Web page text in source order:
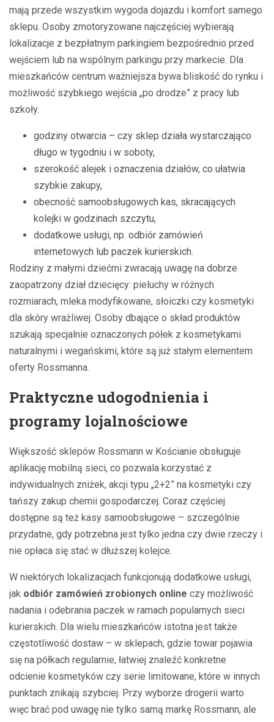
mają przede wszystkim wygoda dojazdu i komfort samego
sklepu. Osoby zmotoryzowane najczęściej wybierają
lokalizacje z bezpłatnym parkingiem bezpośrednio przed
wejściem lub na wspólnym parkingu przy markecie. Dla
mieszkańców centrum ważniejsza bywa bliskość do rynku i
możliwość szybkiego wejścia „po drodze” z pracy lub
szkoły.
godziny otwarcia – czy sklep działa wystarczająco
długo w tygodniu i w soboty,
szerokość alejek i oznaczenia działów, co ułatwia
szybkie zakupy,
obecność samoobsługowych kas, skracających
kolejki w godzinach szczytu,
dodatkowe usługi, np. odbiór zamówień
internetowych lub paczek kurierskich.
Rodziny z małymi dziećmi zwracają uwagę na dobrze
zaopatrzony dział dziecięcy: pieluchy w różnych
rozmiarach, mleka modyfikowane, słoiczki czy kosmetyki
dla skóry wrażliwej. Osoby dbające o skład produktów
szukają specjalnie oznaczonych półek z kosmetykami
naturalnymi i wegańskimi, które są już stałym elementem
oferty Rossmanna.
Praktyczne udogodnienia i
programy lojalnościowe
Większość sklepów Rossmann w Kościanie obsługuje
aplikację mobilną sieci, co pozwala korzystać z
indywidualnych zniżek, akcji typu „2+2” na kosmetyki czy
tańszy zakup chemii gospodarczej. Coraz częściej
dostępne są też kasy samoobsługowe – szczególnie
przydatne, gdy potrzebna jest tylko jedna czy dwie rzeczy i
nie opłaca się stać w dłuższej kolejce.
W niektórych lokalizacjach funkcjonują dodatkowe usługi,
jak odbiór zamówień zrobionych online czy możliwość
nadania i odebrania paczek w ramach popularnych sieci
kurierskich. Dla wielu mieszkańców istotna jest także
częstotliwość dostaw – w sklepach, gdzie towar pojawia
się na półkach regularnie, łatwiej znaleźć konkretne
odcienie kosmetyków czy serie limitowane, które w innych
punktach znikają szybciej. Przy wyborze drogerii warto
więc brać pod uwagę nie tylko samą markę Rossmann, ale